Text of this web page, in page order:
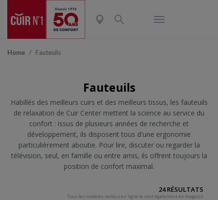
Home Fauteuils
Fauteuils
Habillés des meilleurs cuirs et des meilleurs tissus, les fauteuils
de relaxation de Cuir Center mettent la science au service du
confort : issus de plusieurs années de recherche et
développement, ils disposent tous d'une ergonomie
particulièrement aboutie. Pour lire, discuter ou regarder la
télévision, seul, en famille ou entre amis, ils offrent toujours la
position de confort maximal.
24 RÉSULTATS
Tous les modèles vendus en ligne le sont également en magasin